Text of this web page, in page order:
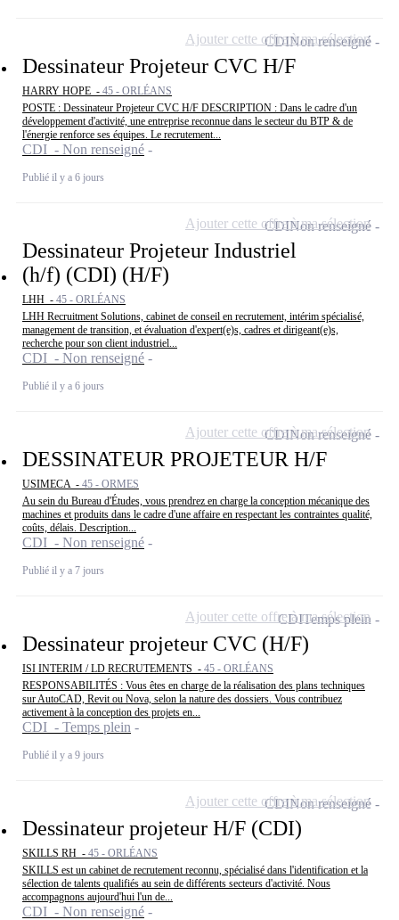
Dessinateur Projeteur CVC H/F
HARRY HOPE - 45 - ORLÉANS
POSTE : Dessinateur Projeteur CVC H/F DESCRIPTION : Dans le cadre d'un
développement d'activité, une entreprise reconnue dans le secteur du BTP & de
l'énergie renforce ses équipes. Le recrutement...
CDI - Non renseigné
Publié il y a 6 jours
CDINon renseigné
Ajouter cette offre à ma sélection
Dessinateur Projeteur Industriel
(h/f) (CDI) (H/F)
LHH - 45 - ORLÉANS
LHH Recruitment Solutions, cabinet de conseil en recrutement, intérim spécialisé,
management de transition, et évaluation d'expert(e)s, cadres et dirigeant(e)s,
recherche pour son client industriel...
CDI - Non renseigné
Publié il y a 6 jours
CDINon renseigné
Ajouter cette offre à ma sélection
DESSINATEUR PROJETEUR H/F
USIMECA - 45 - ORMES
Au sein du Bureau d'Études, vous prendrez en charge la conception mécanique des
machines et produits dans le cadre d'une affaire en respectant les contraintes qualité,
coûts, délais. Description...
CDI - Non renseigné
Publié il y a 7 jours
CDINon renseigné
Ajouter cette offre à ma sélection
Dessinateur projeteur CVC (H/F)
ISI INTERIM / LD RECRUTEMENTS - 45 - ORLÉANS
RESPONSABILITÉS : Vous êtes en charge de la réalisation des plans techniques
sur AutoCAD, Revit ou Nova, selon la nature des dossiers. Vous contribuez
activement à la conception des projets en...
CDI - Temps plein
Publié il y a 9 jours
CDITemps plein
Ajouter cette offre à ma sélection
Dessinateur projeteur H/F (CDI)
SKILLS RH - 45 - ORLÉANS
SKILLS est un cabinet de recrutement reconnu, spécialisé dans l'identification et la
sélection de talents qualifiés au sein de différents secteurs d'activité. Nous
accompagnons aujourd'hui l'un de...
CDI - Non renseigné
CDINon renseigné
Ajouter cette offre à ma sélection